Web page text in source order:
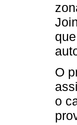
O
o